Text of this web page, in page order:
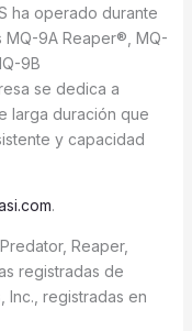
ha operado durante
MQ-9A Reaper®, MQ-
9B
se dedica a
larga duración que
y capacidad
.
Reaper,
registradas de
Inc., registradas en